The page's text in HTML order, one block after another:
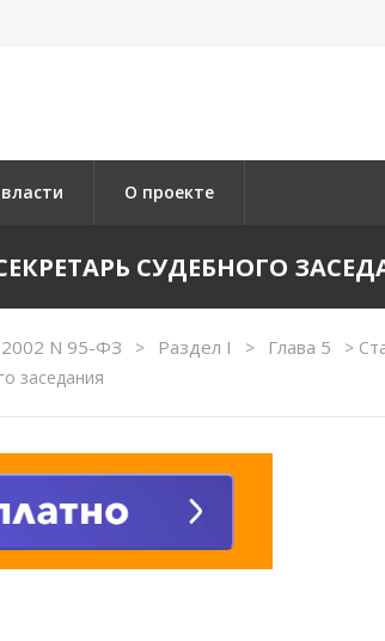
О проекте
СУДЕБНОГО
N 95-ФЗ > Раздел I > Глава 5 >
заседания